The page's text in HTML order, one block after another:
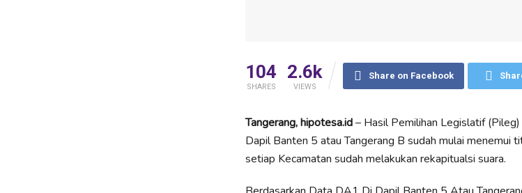
104
SHARES
2.6k
VIEWS
Share on Facebook
Tangerang, hipotesa.id– Hasil Pemilihan Legislatif
Dapil Banten 5 atau Tangerang B sudah mulai menemui
setiap Kecamatan sudah melakukan rekapitualsi suara.